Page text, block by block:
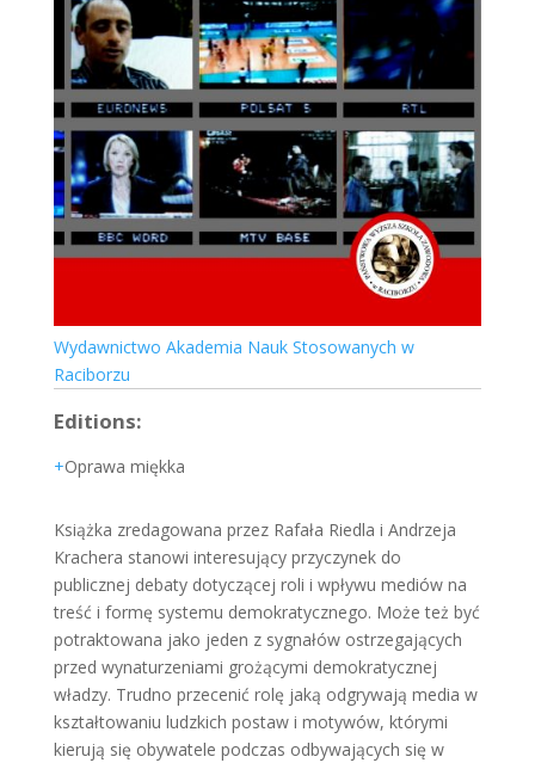
Wydawnictwo Akademia Nauk Stosowanych w
Raciborzu
Editions:
Oprawa miękka
Książka zredagowana przez Rafała Riedla i Andrzeja
Krachera stanowi interesujący przyczynek do
publicznej debaty dotyczącej roli i wpływu mediów na
treść i formę systemu demokratycznego. Może też być
potraktowana jako jeden z sygnałów ostrzegających
przed wynaturzeniami grożącymi demokratycznej
władzy. Trudno przecenić rolę jaką odgrywają media w
kształtowaniu ludzkich postaw i motywów, którymi
kierują się obywatele podczas odbywających się w